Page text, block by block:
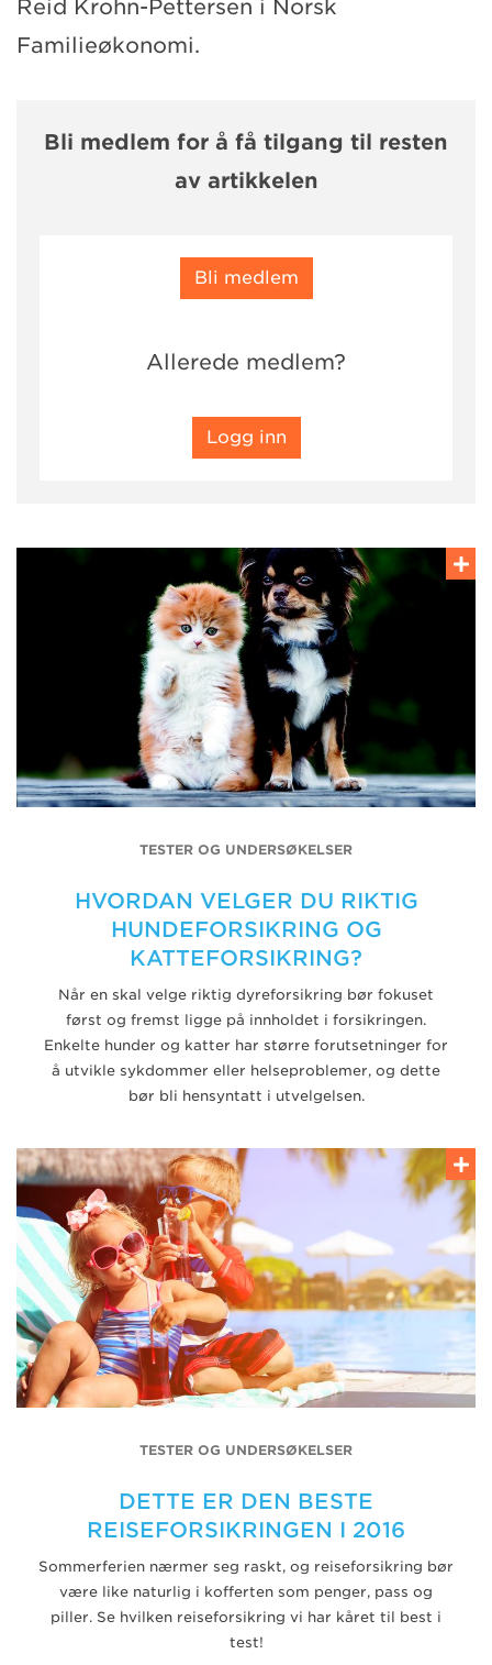
Reid Krohn-Pettersen i Norsk
Familieøkonomi.
Bli medlem for å få tilgang til resten
av artikkelen
Bli medlem
Allerede medlem?
Logg inn
TESTER OG UNDERSØKELSER
HVORDAN VELGER DU RIKTIG
HUNDEFORSIKRING OG
KATTEFORSIKRING?
Når en skal velge riktig dyreforsikring bør fokuset
først og fremst ligge på innholdet i forsikringen.
Enkelte hunder og katter har større forutsetninger for
å utvikle sykdommer eller helseproblemer, og dette
bør bli hensyntatt i utvelgelsen.
TESTER OG UNDERSØKELSER
DETTE ER DEN BESTE
REISEFORSIKRINGEN I 2016
Sommerferien nærmer seg raskt, og reiseforsikring bør
være like naturlig i kofferten som penger, pass og
piller. Se hvilken reiseforsikring vi har kåret til best i
test!